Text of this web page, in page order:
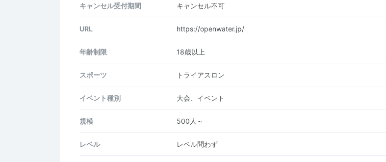
キャンセル受付期間 キャンセル不可
URL https://openwater.jp/
年齢制限 18歳以上
スポーツ トライアスロン
イベント種別 大会、イベント
規模 500人～
レベル レベル問わず